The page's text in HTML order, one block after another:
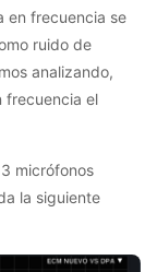
en frecuencia se
ruido de
analizando,
frecuencia el
micrófonos
la siguiente